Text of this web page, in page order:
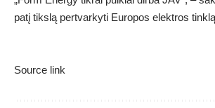
patį tikslą pertvarkyti Europos elektros
Source link